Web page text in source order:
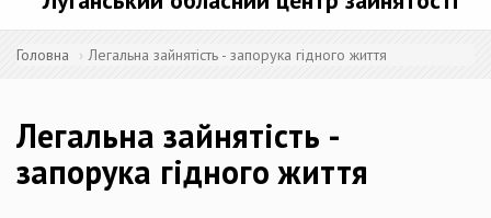
Головна Легальна зайнятість - запорука гідного життя
Легальна зайнятість -
запорука гідного життя